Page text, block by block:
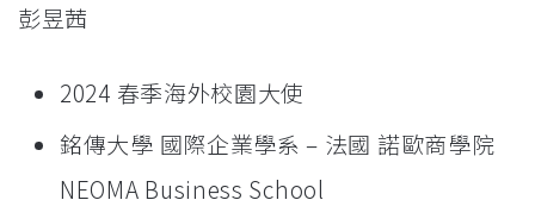
彭昱茜
2024 春季海外校園大使
銘傳大學 國際企業學系 – 法國 諾歐商學院
NEOMA Business School